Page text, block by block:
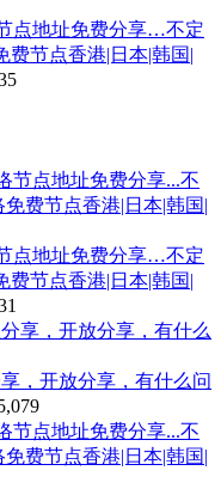
点地址免费分享…不定
节点香港|日本|韩国|
点地址免费分享…不定
节点香港|日本|韩国|
，开放分享，有什么问